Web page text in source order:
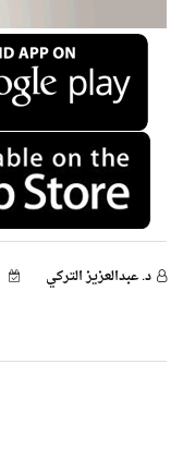
د. عبدالعزيز التركي